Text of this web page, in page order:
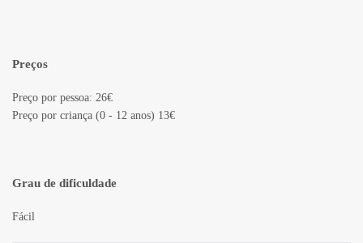
Preços
Preço por pessoa: 26€
Preço por criança (0 - 12 anos) 13€
Grau de dificuldade
Fácil